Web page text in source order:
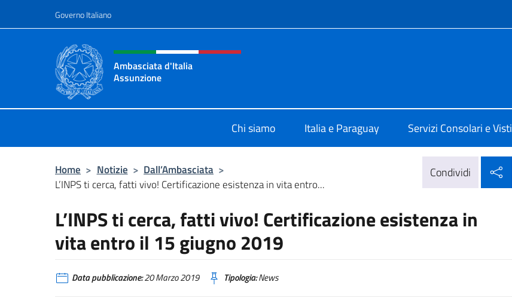
Governo Italiano
Intestazione sito, social e menù
Ambasciata d'Italia
Assunzione
Chi siamo Italia e Paraguay Servizi Consolari e Visti
Home > Notizie > Dall’Ambasciata >
L’INPS ti cerca, fatti vivo! Certificazione esistenza in vita entro...
Condividi
L’INPS ti cerca, fatti vivo! Certificazione esistenza in
vita entro il 15 giugno 2019
Data pubblicazione:20 Marzo 2019 Tipologia:News